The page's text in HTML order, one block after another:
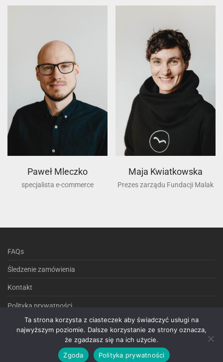
Paweł Mleczko
specjalista e-commerce
Maja Kwiatkowska
Prezes zarządu Fundacji Malak
FAQs
Śledzenie zamówienia
Kontakt
Polityka prywatności
Regulamin sklepu internetowego
Ta strona korzysta z ciasteczek aby świadczyć usługi na
najwyższym poziomie. Dalsze korzystanie ze strony oznacza,
że zgadzasz się na ich użycie.
Zgoda
Polityka prywatności